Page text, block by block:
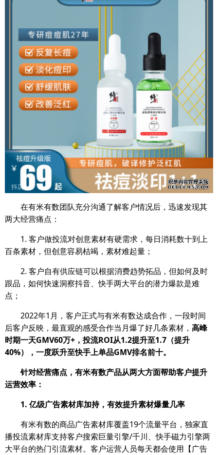
在有米有数团队充分沟通了解客户情况后，迅速发现其
两大经营痛点：
1. 客户做投流对创意素材有硬需求，每日消耗数十到上
百条素材，但创意容易枯竭，素材难起量；
2. 客户自有供应链可以根据消费趋势拓品，但如何及时
跟品，如何快速洞察抖音、快手两大平台的潜力爆款是难
点；
2022年1月，客户正式与有米有数达成合作，一段时间
后客户反映，最直观的感受合作当月爆了好几条素材， 高峰
时期一天GMV60万+，投流ROI从1.2提升至1.7（提升
40%），一度跃升至快手上单品GMV排名前十。
针对经营痛点，有米有数产品从两大方面帮助客户提升
运营效率：
1. 亿级广告素材库加持，有效提升素材爆量几率
有米有数的商品广告素材库覆盖19个流量平台，独家直
播投流素材库支持客户搜索巨量引擎/千川、快手磁力引擎两
大平台的热门引流素材。客户运营人员每天都会使用【广告